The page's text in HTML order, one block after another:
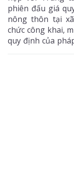
phiên đấu giá
nông thôn tại
chức công khai,
quy định của
khách hàng có